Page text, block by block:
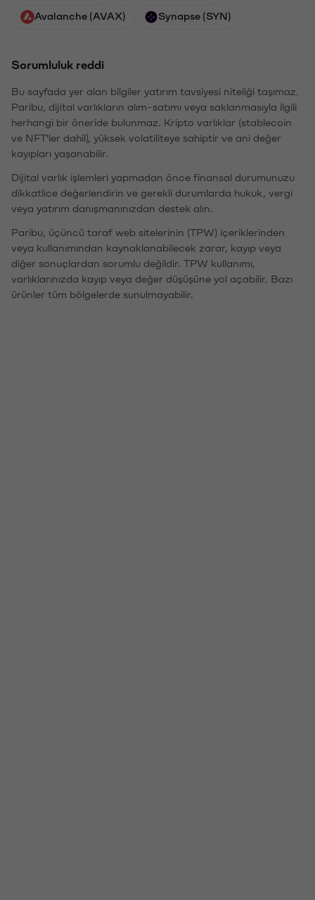
Avalanche (AVAX) Synapse (SYN)
Sorumluluk reddi
Bu sayfada yer alan bilgiler yatırım tavsiyesi niteliği taşımaz.
Paribu, dijital varlıkların alım-satımı veya saklanmasıyla ilgili
herhangi bir öneride bulunmaz. Kripto varlıklar (stablecoin
ve NFT'ler dahil), yüksek volatiliteye sahiptir ve ani değer
kayıpları yaşanabilir.
Dijital varlık işlemleri yapmadan önce finansal durumunuzu
dikkatlice değerlendirin ve gerekli durumlarda hukuk, vergi
veya yatırım danışmanınızdan destek alın.
Paribu, üçüncü taraf web sitelerinin (TPW) içeriklerinden
veya kullanımından kaynaklanabilecek zarar, kayıp veya
diğer sonuçlardan sorumlu değildir. TPW kullanımı,
varlıklarınızda kayıp veya değer düşüşüne yol açabilir. Bazı
ürünler tüm bölgelerde sunulmayabilir.